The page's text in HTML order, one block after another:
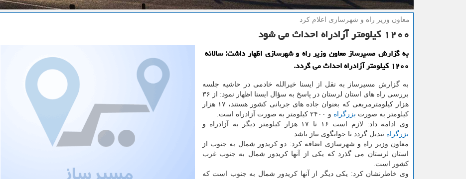
معاون وزیر راه و شهرسازی اعلام كرد
۱۲۰۰ كیلومتر آزادراه احداث می شود
به گزارش مسیرساز معاون وزیر راه و شهرسازی اظهار داشت: سالانه
۱۲۰۰ كیلومتر آزادراه احداث می گردد.
به گزارش مسیرساز به نقل از ایسنا خیرالله خادمی در حاشیه جلسه
بررسی راه های استان لرستان در پاسخ به سؤال ایسنا اظهار نمود: از ۳۶
هزار كیلومترمربعی كه بعنوان جاده های جریانی كشور هستند، ۱۷ هزار
كیلومتر به صورت بزرگراه و ۲۴۰۰ كیلومتر به صورت آزادراه است.
وی ادامه داد: لازم است ۱۶ تا ۱۷ هزار كیلومتر دیگر به آزادراه و
بزرگراه تبدیل گردد تا جوابگوی نیاز باشد.
معاون وزیر راه و شهرسازی اضافه كرد: دو كریدور شمال به جنوب از
استان لرستان می گذرد كه یكی از آنها كریدور شمال به جنوب غرب
كشور است.
وی خاطرنشان كرد: یكی دیگر از آنها كریدور شمال به جنوب است كه